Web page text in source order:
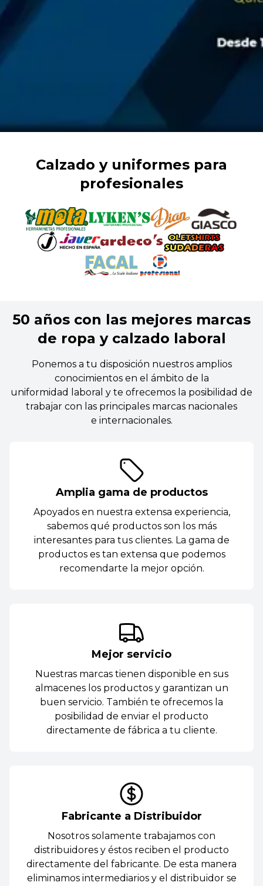
Calzado y uniformes para
profesionales
50 años con las mejores marcas
de ropa y calzado laboral
Ponemos a tu disposición nuestros amplios
conocimientos en el ámbito de la
uniformidad laboral y te ofrecemos la posibilidad de
trabajar con las principales marcas nacionales
e internacionales.
Amplia gama de productos
Apoyados en nuestra extensa experiencia,
sabemos qué productos son los más
interesantes para tus clientes. La gama de
productos es tan extensa que podemos
recomendarte la mejor opción.
Mejor servicio
Nuestras marcas tienen disponible en sus
almacenes los productos y garantizan un
buen servicio. También te ofrecemos la
posibilidad de enviar el producto
directamente de fábrica a tu cliente.
Fabricante a Distribuidor
Nosotros solamente trabajamos con
distribuidores y éstos reciben el producto
directamente del fabricante. De esta manera
eliminamos intermediarios y el distribuidor se